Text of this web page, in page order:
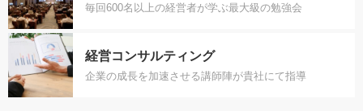
毎回600名以上の経営者が学ぶ最大級の勉強会
経営コンサルティング
企業の成長を加速させる講師陣が貴社にて指導